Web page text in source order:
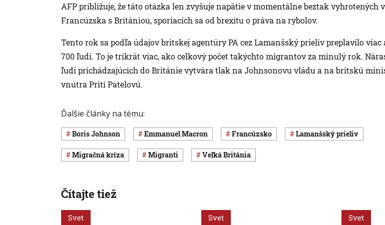
AFP približuje, že táto otázka len zvyšuje napätie v momentálne beztak vyhrotených
Francúzska s Britániou, sporiacich sa od brexitu o práva na rybolov.
Tento rok sa podľa údajov britskej agentúry PA cez Lamanšský prieliv preplavilo viac
700 ľudí. To je trikrát viac, ako celkový počet takýchto migrantov za minulý rok.
ľudí prichádzajúcich do Británie vytvára tlak na Johnsonovu vládu a na britskú
vnútra Priti Patelovú.
Ďalšie články na tému:
Boris Johnson Emmanuel Macron Francúzsko Lamanšský prieliv
migračná kríza migranti Veľká Británia
Čítajte tiež
Svet Svet Svet